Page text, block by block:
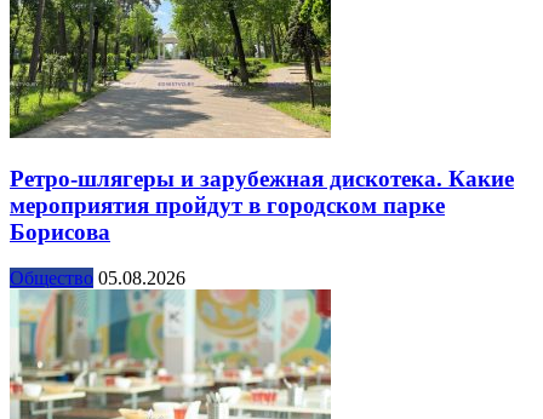
Ретро-шлягеры и зарубежная дискотека. Какие
мероприятия пройдут в городском парке
Борисова
Общество 05.08.2026